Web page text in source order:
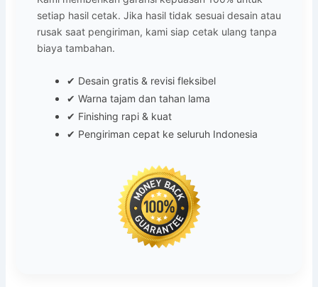
setiap hasil cetak. Jika hasil tidak sesuai desain atau
rusak saat pengiriman, kami siap cetak ulang tanpa
biaya tambahan.
✔ Desain gratis & revisi fleksibel
✔ Warna tajam dan tahan lama
✔ Finishing rapi & kuat
✔ Pengiriman cepat ke seluruh Indonesia